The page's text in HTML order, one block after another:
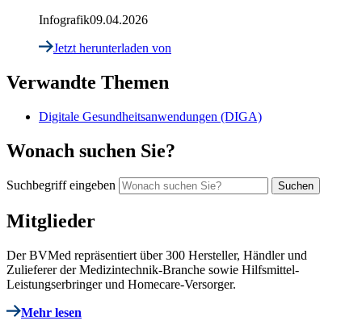
Infografik09.04.2026
Jetzt herunterladen von
Verwandte Themen
Digitale Gesundheitsanwendungen (DIGA)
Wonach suchen Sie?
Suchbegriff eingeben
Mitglieder
Der BVMed repräsentiert über 300 Hersteller, Händler und
Zulieferer der Medizintechnik-Branche sowie Hilfsmittel-
Leistungserbringer und Homecare-Versorger.
Mehr lesen